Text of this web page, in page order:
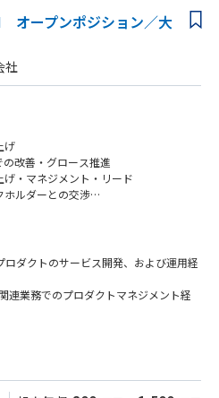
AI利用ガイドラインの策定、データガ
どの費用対効果（ROI）の可視化と、
。
豊富なリアルデータを活かし、「生成AI
・リードできます。
を広げられる、意欲的な方を求めてい
様々な領域でのプラットフォーム化を
経営層含め全社的にAI活用を推進して
線で関わるやりがいを感じられます。
おり、入社後はご自身のご経験やご志
定いたします。
）の基礎知識、またはデータプラットフ
経験
業務知識（在庫管理・MD・CRMな
ルティング経験
ュニケーションができる方
たファシリテーションスキルを持つ方
プと、新しい技術（生成AI等）への強
オープンポジション／大
社
げ
の改善・グロース推進
げ・マネジメント・リード
ホルダーとの交渉
ンドのビジネスを支えるグループを横
の開発に関わることができます。
ダクトの未来を見据え、企画・設計・
もトヨタグループのWebプロダクトの
れず、プロダクトを継続的に開発・改
ロダクトのサービス開発、および運用経
連業務でのプロダクトマネジメント経
の業務経験（職種はプロダクトマネー
てチームをリードし意思決定をした経
し、担当領域を超えてエンジニアやデ